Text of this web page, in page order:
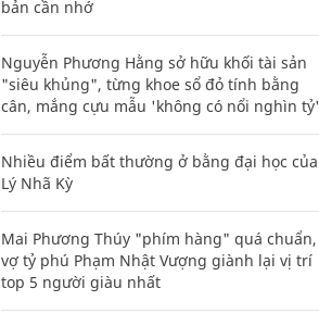
bản cần nhớ
Nguyễn Phương Hằng sở hữu khối tài sản
"siêu khủng", từng khoe sổ đỏ tính bằng
cân, mắng cựu mẫu 'không có nổi nghìn tỷ'
Nhiều điểm bất thường ở bằng đại học của
Lý Nhã Kỳ
Mai Phương Thúy "phím hàng" quá chuẩn,
vợ tỷ phú Phạm Nhật Vượng giành lại vị trí
top 5 người giàu nhất